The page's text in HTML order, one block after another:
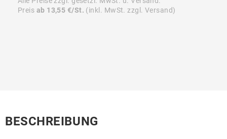
Preis ab 13,55 €/St. (inkl. MwSt. zzgl. Versand)
BESCHREIBUNG